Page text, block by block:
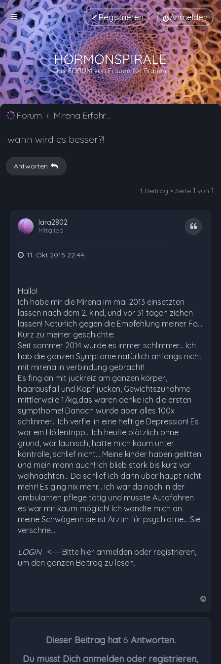
Anmelden
Registrieren
Forum Mirena Erfahrungsberichte und Nebenwirkungen
wann wird es besser?!
Antworten
1 Beitrag • Seite 1 von 1
lara2802
Mitglied
Zitat
11. Okt 2015 22:44
Hallo!
Ich habe mir die Mirena im mai 2013 einsetzten
lassen nach dem 2. kind, und vor 31 tagen ziehen
lassen! Natürlich gegen die Empfehlung meiner Fa...
Kurz zu meiner geschichte:
Seit sommer 2014 wurde es immer schlimmer... Ich
hab die ganzen Symptome natürlich anfangs nicht
mit mirena in verbindung gebracht!
Es fing an mit juckreiz am ganzen körper,
haarausfall und Kopf jucken, Gewichtszunahme
mittlerweile 17kg,das waren denke ich die ersten
sympthome! Danach wurde aber alles 100x
schlinmer... Ich verfiel in eine heftige Depression! Es
war ein Höllentripp... Ich heulte plötzlich ohne
grund, war launisch, hatte mich kaum unter
kontrolle, schlief nicht... Meine kinder haben gelitten
und mein mann auch! Ich blieb stark bis kurz vor
weihnachten... Da schlief ich dann über haupt nicht
mehr! Es ging nix mehr... Ich war da noch in der
ambulanten pflege tätig und musste Autofahren
es war mir kaum möglich! Ich wandte mich an
meine Schwägerin sie ist Ärztin für psychiatrie... Sie
verschrie…
LOGIN <--- Bitte hier anmelden oder registrieren,
um den ganzen Beitrag zu lesen.
Dieser Beitrag hat6 Antworten.
Du musst Dich anmelden oder registrieren,